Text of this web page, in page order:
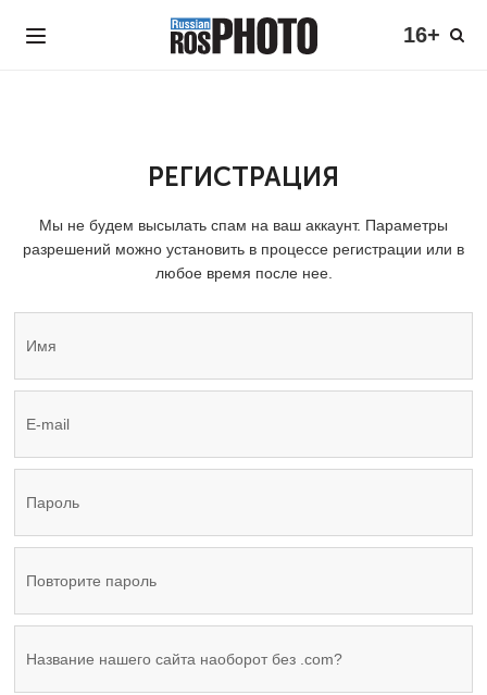
16+
РЕГИСТРАЦИЯ
Мы не будем высылать спам на ваш аккаунт. Параметры
разрешений можно установить в процессе регистрации или в
любое время после нее.